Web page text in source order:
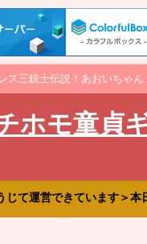
三銃士伝説！あおいちゃ
ホモ童貞
て運営できています＞